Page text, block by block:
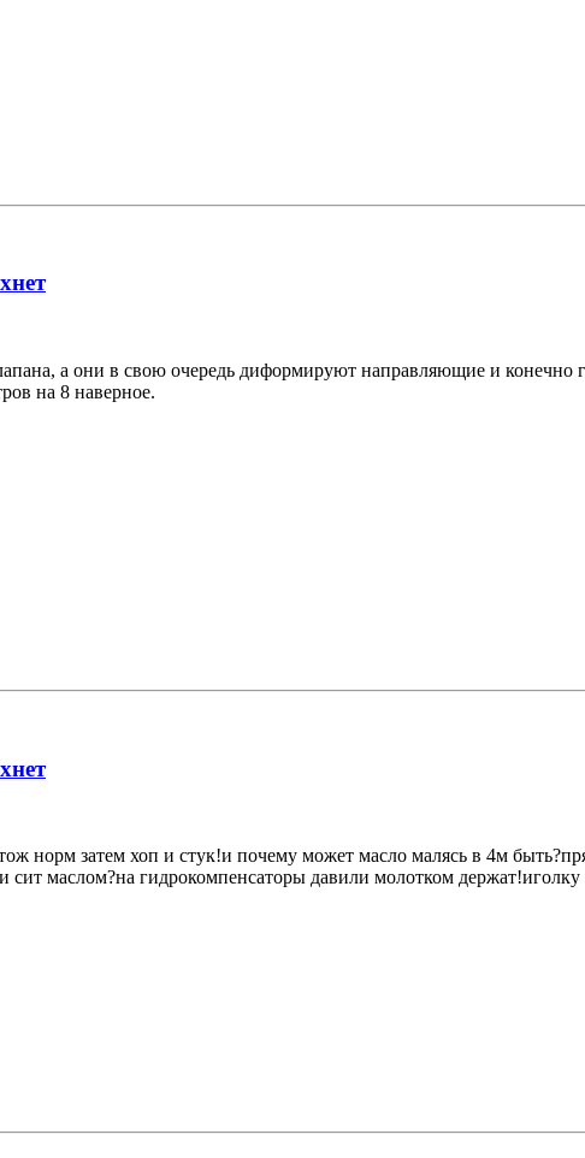
а они в свою очередь диформируют направляющие и конечно
на 8 наверное.
норм затем хоп и стук!и почему может масло малясь в 4м
маслом?на гидрокомпенсаторы давили молотком